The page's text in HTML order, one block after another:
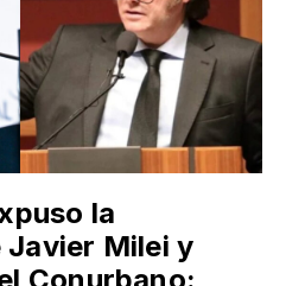
la
Milei y